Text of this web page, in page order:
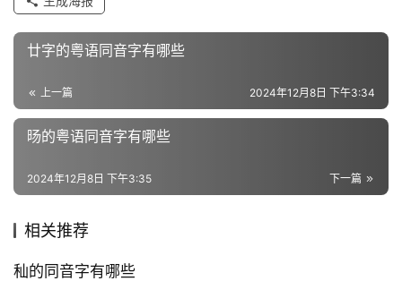
反
词
近
义
词
廿字的粤语同音字有哪些
上一篇 2024年12月8日 下午3:34
旸的粤语同音字有哪些
下一篇
2024年12月8日 下午3:35
相关推荐
秈的同音字有哪些